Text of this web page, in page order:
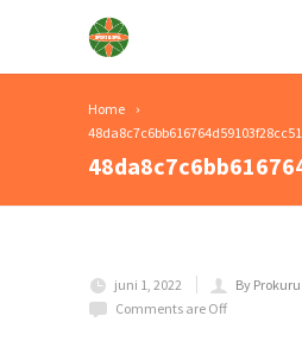
Home
juni 1, 2022
By
Comments are Off